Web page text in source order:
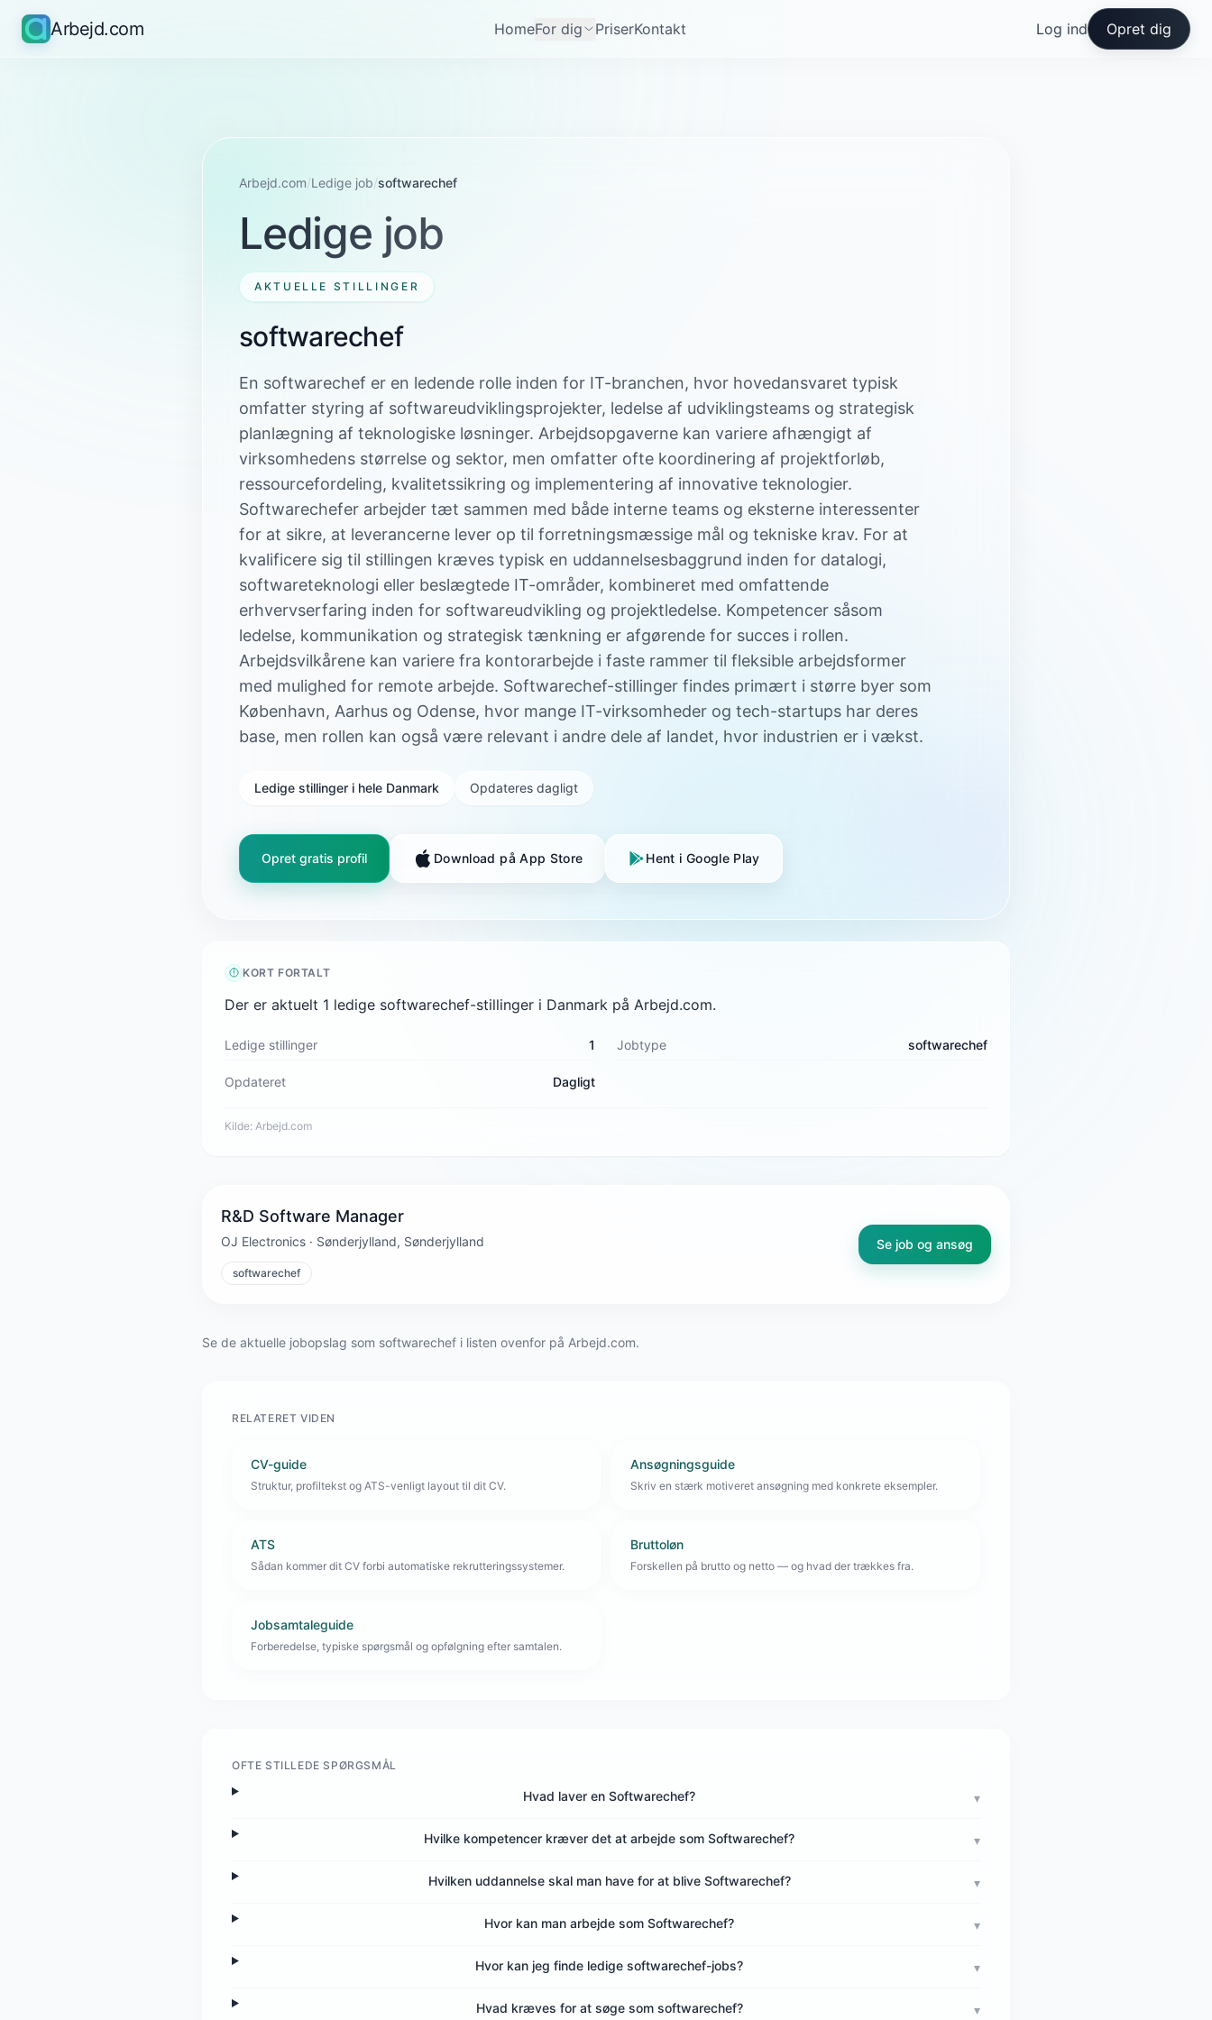
Arbejd.com HomeFor dig PriserKontakt Log ind Opret dig
Arbejd.com/Ledige job/softwarechef
Ledige job
AKTUELLE STILLINGER
softwarechef
En softwarechef er en ledende rolle inden for IT-branchen, hvor hovedansvaret typisk
omfatter styring af softwareudviklingsprojekter, ledelse af udviklingsteams og strategisk
planlægning af teknologiske løsninger. Arbejdsopgaverne kan variere afhængigt af
virksomhedens størrelse og sektor, men omfatter ofte koordinering af projektforløb,
ressourcefordeling, kvalitetssikring og implementering af innovative teknologier.
Softwarechefer arbejder tæt sammen med både interne teams og eksterne interessenter
for at sikre, at leverancerne lever op til forretningsmæssige mål og tekniske krav. For at
kvalificere sig til stillingen kræves typisk en uddannelsesbaggrund inden for datalogi,
softwareteknologi eller beslægtede IT-områder, kombineret med omfattende
erhvervserfaring inden for softwareudvikling og projektledelse. Kompetencer såsom
ledelse, kommunikation og strategisk tænkning er afgørende for succes i rollen.
Arbejdsvilkårene kan variere fra kontorarbejde i faste rammer til fleksible arbejdsformer
med mulighed for remote arbejde. Softwarechef-stillinger findes primært i større byer som
København, Aarhus og Odense, hvor mange IT-virksomheder og tech-startups har deres
base, men rollen kan også være relevant i andre dele af landet, hvor industrien er i vækst.
Ledige stillinger i hele Danmark Opdateres dagligt
Opret gratis profil Download på App Store Hent i Google Play
KORT FORTALT
Der er aktuelt 1 ledige softwarechef-stillinger i Danmark på Arbejd.com.
Ledige stillinger 1 Jobtype softwarechef
Opdateret Dagligt
Kilde: Arbejd.com
R&D Software Manager
OJ Electronics · Sønderjylland, Sønderjylland
softwarechef
Se job og ansøg
Se de aktuelle jobopslag som softwarechef i listen ovenfor på Arbejd.com.
RELATERET VIDEN
CV-guide
Struktur, profiltekst og ATS-venligt layout til dit CV.
Ansøgningsguide
Skriv en stærk motiveret ansøgning med konkrete eksempler.
ATS
Sådan kommer dit CV forbi automatiske rekrutteringssystemer.
Bruttoløn
Forskellen på brutto og netto — og hvad der trækkes fra.
Jobsamtaleguide
Forberedelse, typiske spørgsmål og opfølgning efter samtalen.
OFTE STILLEDE SPØRGSMÅL
Hvad laver en Softwarechef? ▾
Hvilke kompetencer kræver det at arbejde som Softwarechef? ▾
Hvilken uddannelse skal man have for at blive Softwarechef? ▾
Hvor kan man arbejde som Softwarechef? ▾
Hvor kan jeg finde ledige softwarechef-jobs? ▾
Hvad kræves for at søge som softwarechef? ▾